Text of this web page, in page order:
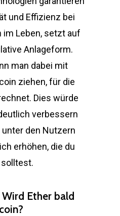
und Effizienz bei
im Leben, setzt auf
Anlageform.
man dabei mit
ziehen, für die
Dies würde
verbessern
den Nutzern
erhöhen, die du
Ether bald